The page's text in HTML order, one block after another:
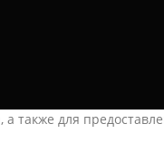
также для